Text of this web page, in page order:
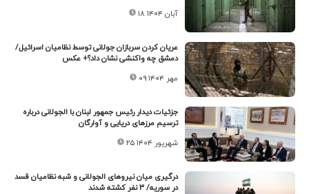
۱۸ آبان ۱۴۰۴
عریان کردن سربازان جولانی توسط نظامیان اسرائیل/
دمشق چه واکنشی نشان داد؟+ عکس
۰۹ مهر ۱۴۰۴
جزئیات دیدار رئیس جمهور لبنان با الجولانی درباره
ترسیم مرزهای دریایی و آوارگان
۲۵ شهریور ۱۴۰۴
درگیری میان نیروهای الجولانی و شبه نظامیان قسد
در سوریه/ ۳ نفر کشته شدند